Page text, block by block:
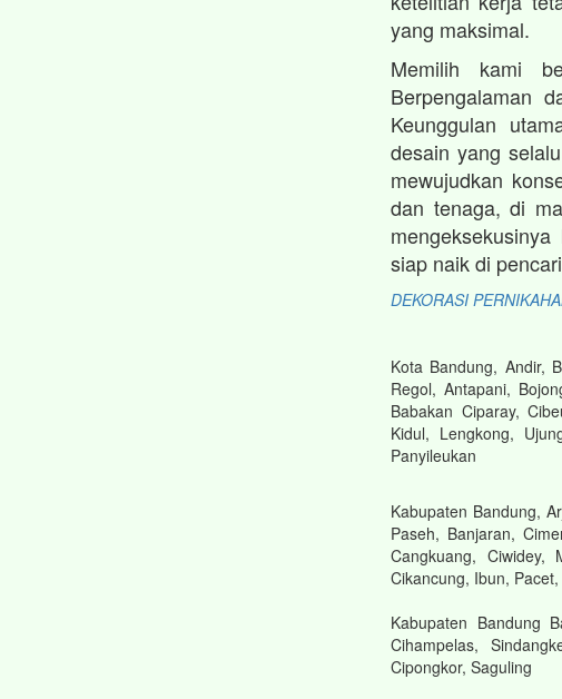
yang maksimal.
Memilih kami
Berpengalaman
Keunggulan
desain yang
mewujudkan
dan tenaga, di
siap naik di
DEKORASI
Kota Bandung, Andir,
Regol, Antapani,
Babakan Ciparay,
Kidul, Lengkong,
Panyileukan
Kabupaten Bandung,
Paseh, Banjaran,
Cangkuang, Ciwidey,
Cikancung, Ibun,
Kabupaten Bandung
Cihampelas,
Cipongkor, Saguling